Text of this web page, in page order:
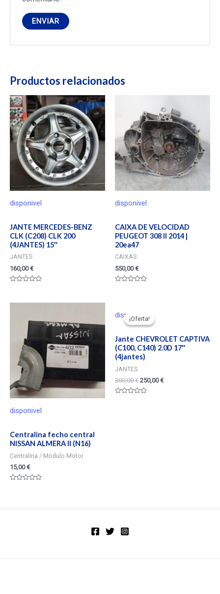
Productos relacionados
disponivel
JANTE MERCEDES-BENZ
CLK (C208) CLK 200
(4JANTES) 15″
JANTES
160,00€
disponivel
CAIXA DE VELOCIDAD
PEUGEOT 308 II 2014 |
20ea47
CAIXAS
550,00€
5
disponivel
Centralina fecho central
NISSAN ALMERA II (N16)
Centralina / Modulo Motor
15,00€
5
¡Oferta!
disponivel
¡Oferta!
Jante CHEVROLET CAPTIVA
(C100, C140) 2.0D 17″
(4jantes)
JANTES
300,00€ 250,00€